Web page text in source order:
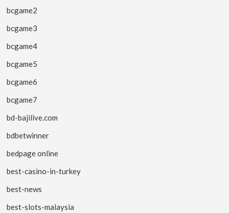
bcgame2
bcgame3
bcgame4
bcgame5
bcgame6
bcgame7
bd-bajilive.com
bdbetwinner
bedpage online
best-casino-in-turkey
best-news
best-slots-malaysia